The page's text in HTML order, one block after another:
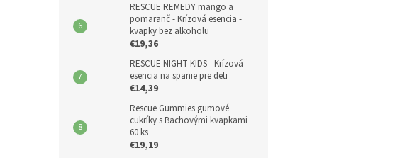
RESCUE REMEDY mango a
pomaranč - Krízová esencia -
kvapky bez alkoholu
€19,36
RESCUE NIGHT KIDS - Krízová
esencia na spanie pre deti
€14,39
Rescue Gummies gumové
cukríky s Bachovými kvapkami
60 ks
€19,19